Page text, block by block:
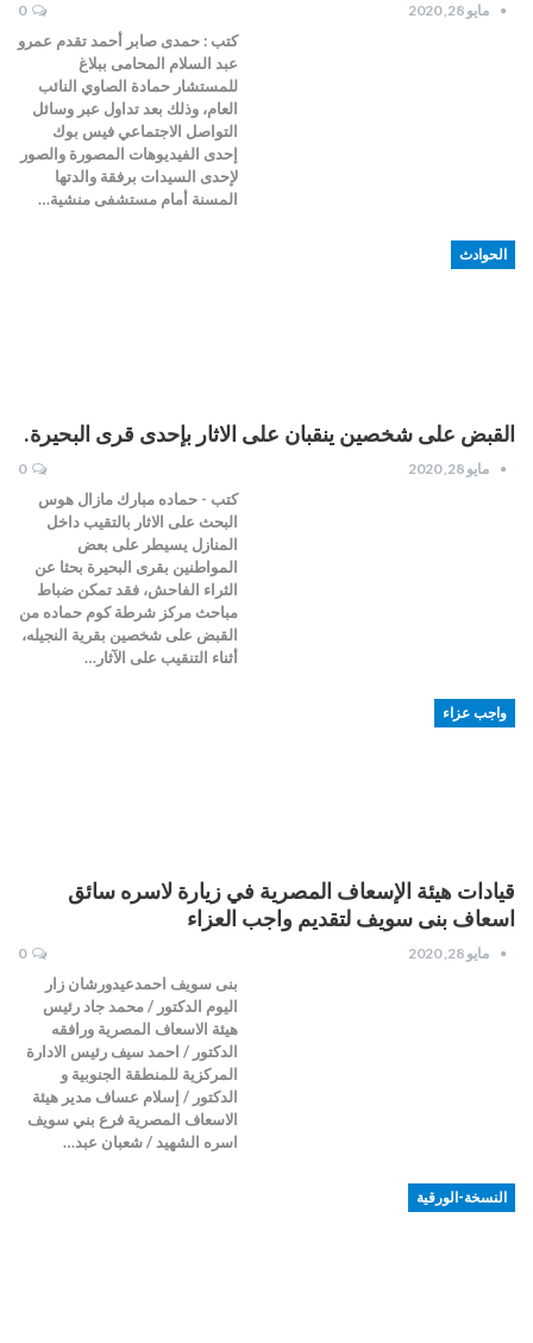
مايو 28, 2020 0
كتب : حمدى صابر أحمد تقدم عمرو
عبد السلام المحامى ببلاغ
للمستشار حمادة الصاوي النائب
العام، وذلك بعد تداول عبر وسائل
التواصل الاجتماعي فيس بوك
إحدى الفيديوهات المصورة والصور
لإحدى السيدات برفقة والدتها
المسنة أمام مستشفى منشية…
الحوادث
القبض على شخصين ينقبان على الاثار بإحدى قرى البحيرة.
مايو 28, 2020 0
كتب - حماده مبارك مازال هوس
البحث على الاثار بالتقيب داخل
المنازل يسيطر على بعض
المواطنين بقرى البحيرة بحثا عن
الثراء الفاحش، فقد تمكن ضباط
مباحث مركز شرطة كوم حماده من
القبض على شخصين بقرية النجيله،
أثناء التنقيب على الآثار…
واجب عزاء
قيادات هيئة الإسعاف المصرية في زيارة لاسره سائق
اسعاف بنى سويف لتقديم واجب العزاء
مايو 28, 2020 0
بنى سويف احمدعيدورشان زار
اليوم الدكتور / محمد جاد رئيس
هيئة الاسعاف المصرية ورافقه
الدكتور / احمد سيف رئيس الادارة
المركزية للمنطقة الجنوبية و
الدكتور / إسلام عساف مدير هيئة
الاسعاف المصرية فرع بني سويف
اسره الشهيد / شعبان عبد…
النسخة-الورقية